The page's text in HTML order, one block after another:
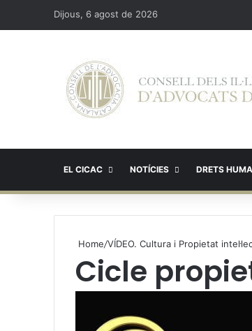
Dijous, 6 agost de 2026
EL CICAC NOTÍCIES DRETS
Home/VÍDEO. Cultura i Propietat
Cicle